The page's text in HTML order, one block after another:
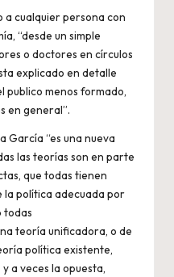
cualquier persona con
“desde un simple
o doctores en círculos
explicado en detalle
publico menos formado,
en general”.
García “es una nueva
las teorías son en parte
que todas tienen
la política adecuada por
todas
teoría unificadora, o de
política existente,
a veces la opuesta,